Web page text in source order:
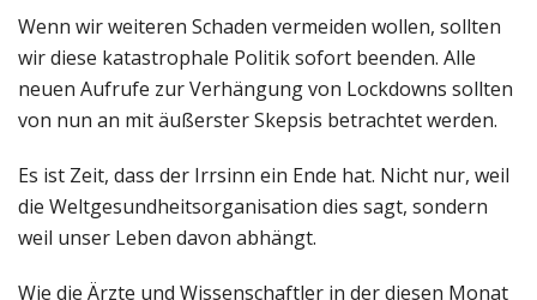
Wenn wir weiteren Schaden vermeiden wollen, sollten
wir diese katastrophale Politik sofort beenden. Alle
neuen Aufrufe zur Verhängung von Lockdowns sollten
von nun an mit äußerster Skepsis betrachtet werden.
Es ist Zeit, dass der Irrsinn ein Ende hat. Nicht nur, weil
die Weltgesundheitsorganisation dies sagt, sondern
weil unser Leben davon abhängt.
Wie die Ärzte und Wissenschaftler in der diesen Monat